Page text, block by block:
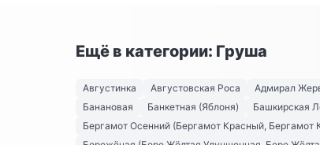
Ещё в категории: Груша
Августинка Августовская Роса Адмирал
Банановая
Банкетная (Яблоня) Башкирская
Бергамот Осенний (Бергамот Красный, Бергамот